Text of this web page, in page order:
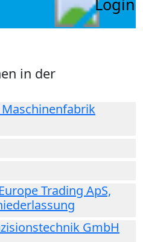
Login
in der
Trading ApS,
GmbH